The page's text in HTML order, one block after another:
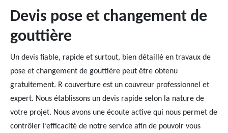
Devis pose et changement de
gouttière
Un devis fiable, rapide et surtout, bien détaillé en travaux de
pose et changement de gouttière peut être obtenu
gratuitement. R couverture est un couvreur professionnel et
expert. Nous établissons un devis rapide selon la nature de
votre projet. Nous avons une écoute active qui nous permet de
contrôler l’efficacité de notre service afin de pouvoir vous